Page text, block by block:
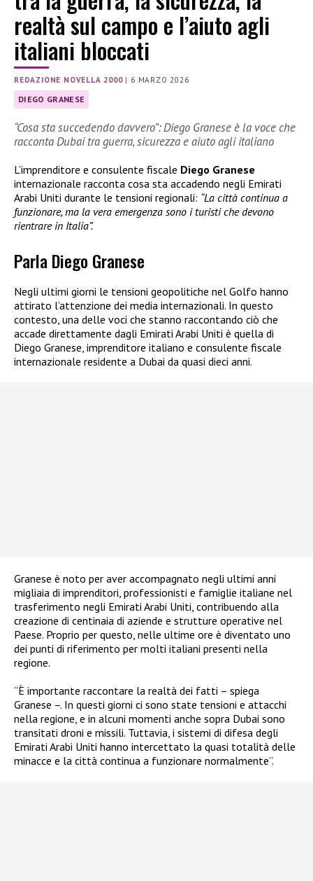
realtà sul campo e l’aiuto agli
italiani bloccati
REDAZIONE NOVELLA 2000| 6 MARZO 2026
DIEGO GRANESE
“Cosa sta succedendo davvero”: Diego Granese è la voce che
racconta Dubai tra guerra, sicurezza e aiuto agli italiano
L’imprenditore e consulente fiscale Diego Granese
internazionale racconta cosa sta accadendo negli Emirati
Arabi Uniti durante le tensioni regionali: “La città continua a
funzionare, ma la vera emergenza sono i turisti che devono
rientrare in Italia”.
Parla Diego Granese
Negli ultimi giorni le tensioni geopolitiche nel Golfo hanno
attirato l’attenzione dei media internazionali. In questo
contesto, una delle voci che stanno raccontando ciò che
accade direttamente dagli Emirati Arabi Uniti è quella di
Diego Granese, imprenditore italiano e consulente fiscale
internazionale residente a Dubai da quasi dieci anni.
Granese è noto per aver accompagnato negli ultimi anni
migliaia di imprenditori, professionisti e famiglie italiane nel
trasferimento negli Emirati Arabi Uniti, contribuendo alla
creazione di centinaia di aziende e strutture operative nel
Paese. Proprio per questo, nelle ultime ore è diventato uno
dei punti di riferimento per molti italiani presenti nella
regione.
“È importante raccontare la realtà dei fatti – spiega
Granese –. In questi giorni ci sono state tensioni e attacchi
nella regione, e in alcuni momenti anche sopra Dubai sono
transitati droni e missili. Tuttavia, i sistemi di difesa degli
Emirati Arabi Uniti hanno intercettato la quasi totalità delle
minacce e la città continua a funzionare normalmente”.